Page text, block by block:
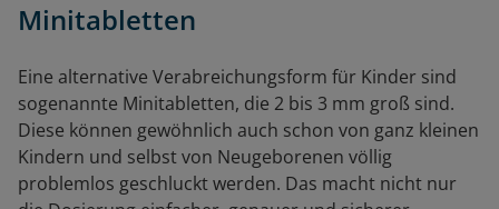
Minitabletten
Eine alternative Verabreichungsform für Kinder sind
sogenannte Minitabletten, die 2 bis 3 mm groß sind.
Diese können gewöhnlich auch schon von ganz kleinen
Kindern und selbst von Neugeborenen völlig
problemlos geschluckt werden. Das macht nicht nur